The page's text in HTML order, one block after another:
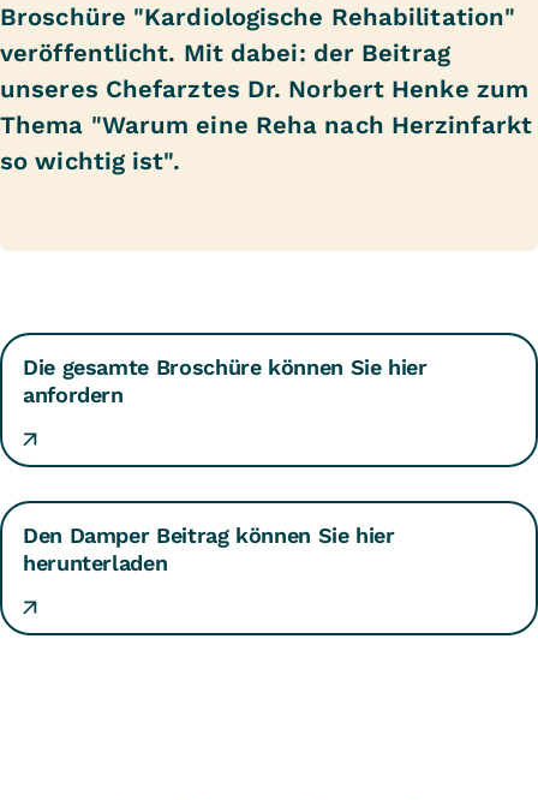
Broschüre "Kardiologische Rehabilitation"
veröffentlicht. Mit dabei: der Beitrag
unseres Chefarztes Dr. Norbert Henke zum
Thema "Warum eine Reha nach Herzinfarkt
so wichtig ist".
Die gesamte Broschüre können Sie hier
anfordern
Den Damper Beitrag können Sie hier
herunterladen